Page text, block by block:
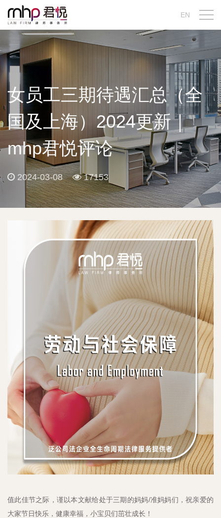
EN
女员工三期待遇汇总（全
国及上海）2024更新｜
mhp君悦评论
2024-03-08 17153
值此佳节之际，谨以本文献给处于三期的妈妈/准妈妈们，祝亲爱的
大家节日快乐，健康幸福，小宝贝们茁壮成长！